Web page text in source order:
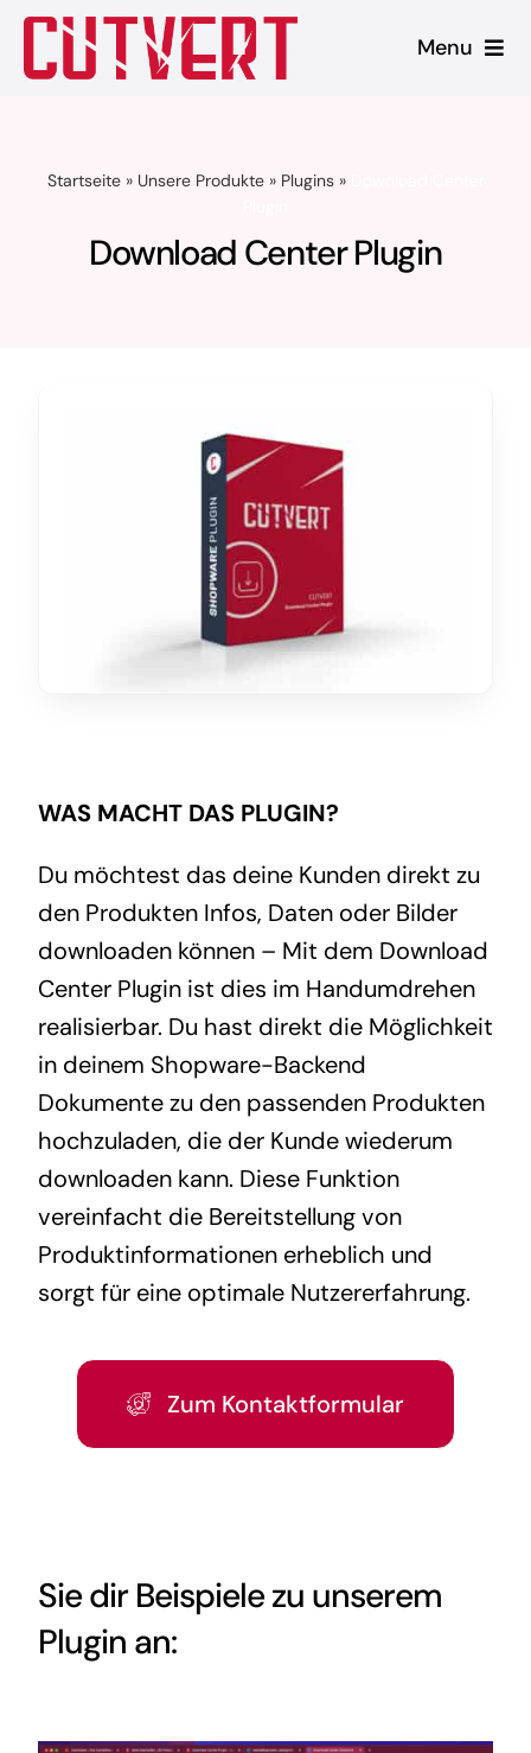
Zum
Inhalt
Menu
Shopware
Unsere Produkte
Startseite» Unsere Produkte» Plugins»
Download Center Plugin
WAS MACHT DAS PLUGIN?
Du möchtest das deine Kunden direkt zu
den Produkten Infos, Daten oder Bilder
downloaden können – Mit dem Download
Center Plugin ist dies im Handumdrehen
realisierbar. Du hast direkt die Möglichkeit
in deinem Shopware-Backend
Dokumente zu den passenden Produkten
hochzuladen, die der Kunde wiederum
downloaden kann. Diese Funktion
vereinfacht die Bereitstellung von
Produktinformationen erheblich und
sorgt für eine optimale Nutzererfahrung.
Zum Kontaktformular
Sie dir Beispiele zu unserem
Plugin an: